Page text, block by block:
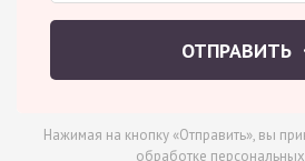
ОТПРАВИТЬ
Нажимая на кнопку «Отправить», вы
обработке